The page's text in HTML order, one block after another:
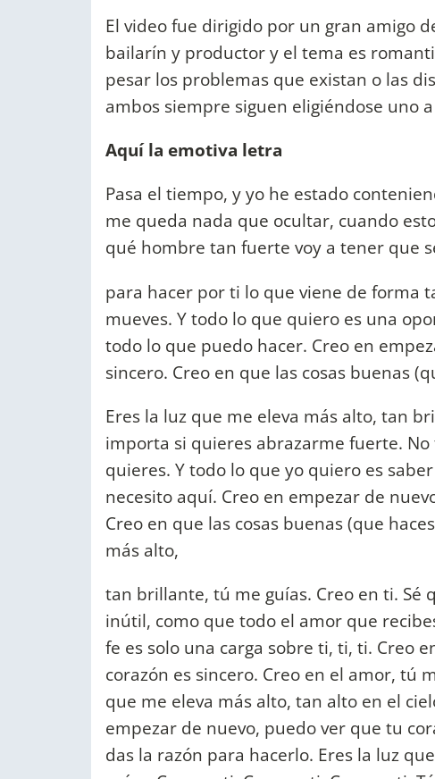
El video fue dirigido por un gran amigo
bailarín y productor y el tema es
pesar los problemas que existan o las
ambos siempre siguen eligiéndose uno
Aquí la emotiva letra
Pasa el tiempo, y yo he estado
me queda nada que ocultar, cuando
qué hombre tan fuerte voy a tener que
para hacer por ti lo que viene de forma
mueves. Y todo lo que quiero es una
todo lo que puedo hacer. Creo en
sincero. Creo en que las cosas buenas
Eres la luz que me eleva más alto, tan
importa si quieres abrazarme fuerte.
quieres. Y todo lo que yo quiero es
necesito aquí. Creo en empezar de
Creo en que las cosas buenas (que
más alto,
tan brillante, tú me guías. Creo en ti. Sé
inútil, como que todo el amor que
fe es solo una carga sobre ti, ti, ti. Creo
corazón es sincero. Creo en el amor, tú
que me eleva más alto, tan alto en el
empezar de nuevo, puedo ver que tu
das la razón para hacerlo. Eres la luz